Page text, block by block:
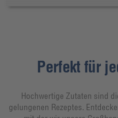
Perfekt für
Hochwertige Zutaten sind
gelungenen Rezeptes.